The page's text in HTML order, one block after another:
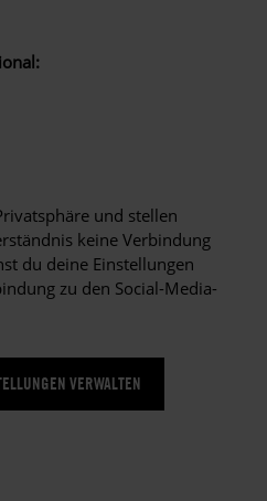
und stellen
keine Verbindung
du deine Einstellungen
zu den Social-Media-
VERWALTEN